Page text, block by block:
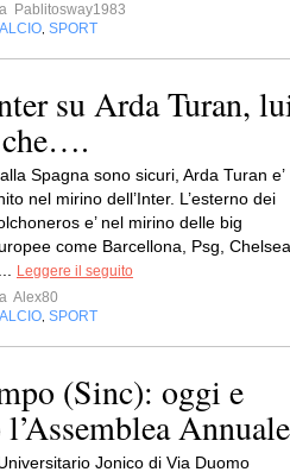
Pablitosway1983
SPORT
su Arda Turan,
che….
Spagna sono sicuri, Arda Turan e’
nel mirino dell’Inter. L’esterno dei
e’ nel mirino delle big
come Barcellona, Psg, Chelsea
Leggere il seguito
Alex80
SPORT
(Sinc): oggi e
Annuale
Jonico di Via Duomo